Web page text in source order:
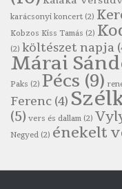
Robert Burns:
Szélkiáltó
Robert Burns:
Szélkáltó
Robert Burns:
Szélkiáltó
Simkó Péter:
Szélkiáltó
Szélkiáltó
karácsonyi koncert (2)
Kobzos Kiss Tamás (2)
(2) költészet napja
Márai
Paks (2) Pécs (9)
Ferenc (4)
(5) vers és dallam (2)
Negyed (2) énekelt